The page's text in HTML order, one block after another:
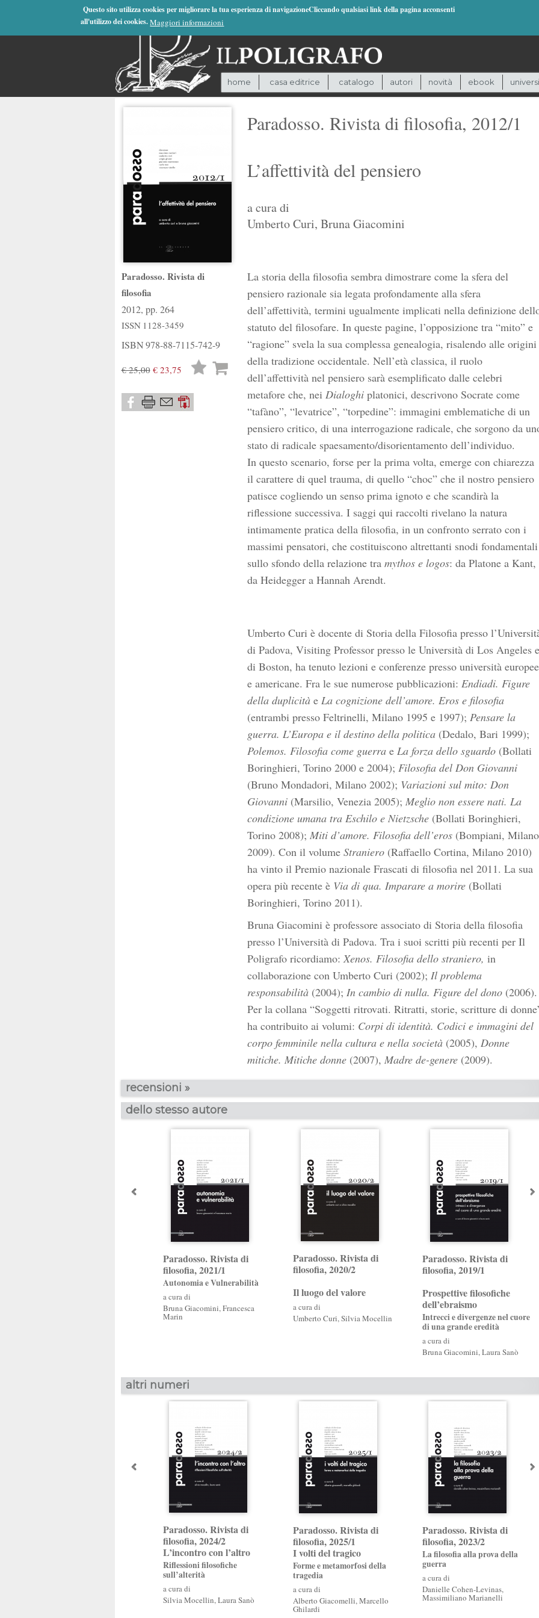
Questo sito utilizza cookies per migliorare la tua esperienza di navigazioneCliccando qualsiasi link della pagina acconsenti
all'utilizzo dei cookies. Maggiori informazioni
home casa editrice catalogo autori novità ebook
Paradosso. Rivista di
filosofia
2012, pp. 264
ISSN 1128-3459
ISBN978-88-7115-742-9
€ 25,00€ 23,75
Lista
Paradosso. Rivista di filosofia, 2012/1
L’affettività del pensiero
a cura di
Umberto Curi, Bruna Giacomini
La storia della filosofia sembra dimostrare come la sfera del
pensiero razionale sia legata profondamente alla sfera
dell’affettività, termini ugualmente implicati nella definizione
statuto del filosofare. In queste pagine, l’opposizione tra “mito” e
“ragione” svela la sua complessa genealogia, risalendo alle origini
della tradizione occidentale. Nell’età classica, il ruolo
dell’affettività nel pensiero sarà esemplificato dalle celebri
metafore che, nei Dialoghiplatonici, descrivono Socrate come
“tafàno”, “levatrice”, “torpedine”: immagini emblematiche di un
pensiero critico, di una interrogazione radicale, che sorgono da
stato di radicale spaesamento/disorientamento dell’individuo.
In questo scenario, forse per la prima volta, emerge con chiarezza
il carattere di quel trauma, di quello “choc” che il nostro pensiero
patisce cogliendo un senso prima ignoto e che scandirà la
riflessione successiva. I saggi qui raccolti rivelano la natura
intimamente pratica della filosofia, in un confronto serrato con i
massimi pensatori, che costituiscono altrettanti snodi fondamentali
sullo sfondo della relazione tra mythos e logos: da Platone a Kant,
da Heidegger a Hannah Arendt.
Umberto Curi è docente di Storia della Filosofia presso
di Padova, Visiting Professor presso le Università di Los Angeles e
di Boston, ha tenuto lezioni e conferenze presso università europee
e americane. Fra le sue numerose pubblicazioni: Endiadi. Figure
della duplicitàe La cognizione dell’amore. Eros e filosofia
(entrambi presso Feltrinelli, Milano 1995 e 1997); Pensare la
guerra. L’Europa e il destino della politica(Dedalo, Bari 1999);
Polemos. Filosofia come guerrae La forza dello sguardo(Bollati
Boringhieri, Torino 2000 e 2004); Filosofia del Don Giovanni
(Bruno Mondadori, Milano 2002); Variazioni sul mito: Don
Giovanni(Marsilio, Venezia 2005); Meglio non essere nati. La
condizione umana tra Eschilo e Nietzsche(Bollati Boringhieri,
Torino 2008); Miti d’amore. Filosofia dell’eros(Bompiani, Milano
2009). Con il volume Straniero(Raffaello Cortina, Milano 2010)
ha vinto il Premio nazionale Frascati di filosofia nel 2011. La sua
opera più recente è Via di qua. Imparare a morire(Bollati
Boringhieri, Torino 2011).
Bruna Giacomini è professore associato di Storia della filosofia
presso l’Università di Padova. Tra i suoi scritti più recenti per Il
Poligrafo ricordiamo:Xenos. Filosofia dello straniero, in
collaborazione con Umberto Curi (2002); Il problema
responsabilità(2004); In cambio di nulla. Figure del dono(2006).
Per la collana “Soggetti ritrovati. Ritratti, storie, scritture di
ha contribuito ai volumi: Corpi di identità. Codici e immagini del
corpo femminile nella cultura e nella società(2005), Donne
mitiche. Mitiche donne(2007), Madre de-genere(2009).
recensioni »
dello stesso autore
Paradosso. Rivista di
filosofia, 2021/1
Autonomia e Vulnerabilità
a cura di
Bruna Giacomini,Francesca
Marin
Paradosso. Rivista di
filosofia, 2020/2
Il luogo del valore
a cura di
Umberto Curi,Silvia Mocellin
Paradosso. Rivista di
filosofia, 2019/1
Prospettive filosofiche
dell’ebraismo
Intrecci e divergenze nel cuore
di una grande eredità
a cura di
Bruna Giacomini,Laura Sanò
altri numeri
Paradosso. Rivista di
filosofia, 2024/2
L’incontro con l’altro
Riflessioni filosofiche
sull’alterità
a cura di
Silvia Mocellin,Laura Sanò
Paradosso. Rivista di
filosofia, 2025/1
I volti del tragico
Forme e metamorfosi della
tragedia
a cura di
Alberto Giacomelli,Marcello
Ghilardi
Paradosso. Rivista di
filosofia, 2023/2
La filosofia alla prova della
guerra
a cura di
Danielle Cohen-Levinas,
Massimiliano Marianelli